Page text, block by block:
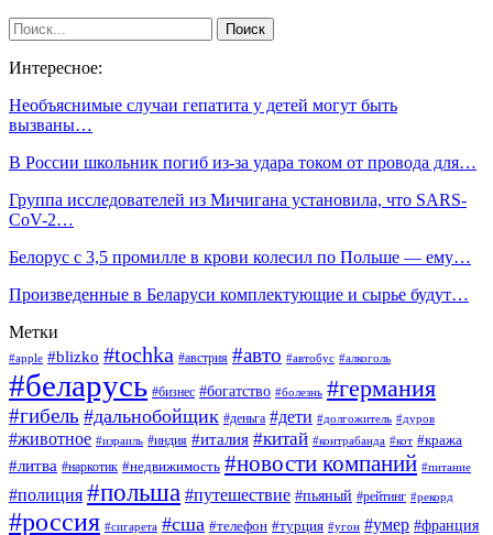
Интересное:
Необъяснимые случаи гепатита у детей могут быть
вызваны…
В России школьник погиб из-за удара током от провода для…
Группа исследователей из Мичигана установила, что SARS-
CoV-2…
Белорус с 3,5 промилле в крови колесил по Польше — ему…
Произведенные в Беларуси комплектующие и сырье будут…
Метки
#apple #blizko #tochka #австрия #авто #автобус #алкоголь
#беларусь #бизнес #богатство #болезнь #германия
#гибель #дальнобойщик #деньга #дети #долгожитель #дуров
#животное #израиль #индия #италия #китай #контрабанда #кот #кража
#литва #наркотик #недвижимость #новости компаний #питание
#полиция #польша #путешествие #пьяный #рейтинг #рекорд
#россия #сигарета #сша #телефон #турция #угон #умер #франция